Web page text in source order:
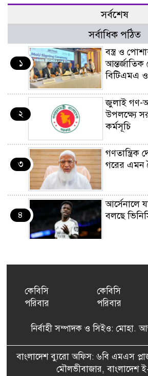
সর্বশেষ
সর্বাধিক পঠিত
১
বস্ত্র ও
বিটিএমএ
২
জুলাই গণ-
উপলক্ষ্যে
কর্মসূচি
৩
গণতান্ত্রিক
গরের এমন
৪
আর্সেনালে
বলছে
৫
যুক্তরাষ্ট্র-
বেনজীরের
পরিকল্পনা
কমিটি
কেবিসি
পরিবার
কেবিসি
পরিবার
নির্বাহী সম্পাদক ও সিইও: মোহা.
বাংলাদেশ ব্যুরো অফিস: ৬বি এমএস
মৌলভীবাজার, বাংলাদেশ